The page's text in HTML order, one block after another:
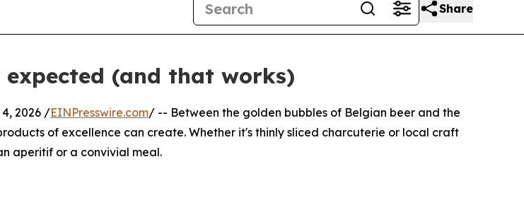
Share
(and that works)
4, 2026 /EINPresswire.com/ -- Between the golden bubbles of Belgian beer and the
of excellence can create. Whether it's thinly sliced charcuterie or local craft
aperitif or a convivial meal.